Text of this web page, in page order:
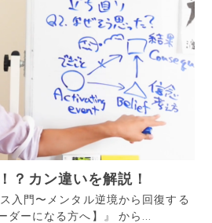
？カン違いを解説！
入門〜メンタル逆境から回復する
ダーになる方へ】』 から...